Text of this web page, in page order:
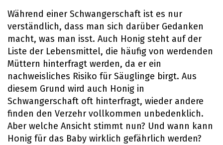
Während einer Schwangerschaft ist es nur
verständlich, dass man sich darüber Gedanken
macht, was man isst. Auch Honig steht auf der
Liste der Lebensmittel, die häufig von werdenden
Müttern hinterfragt werden, da er ein
nachweisliches Risiko für Säuglinge birgt. Aus
diesem Grund wird auch Honig in
Schwangerschaft oft hinterfragt, wieder andere
finden den Verzehr vollkommen unbedenklich.
Aber welche Ansicht stimmt nun? Und wann kann
Honig für das Baby wirklich gefährlich werden?